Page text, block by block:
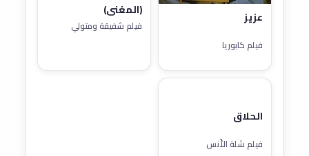
عزيز
فيلم كابوريا
(المغني)
فيلم شفيقة ومتولي
الحلاق
فيلم شلة الأُنس